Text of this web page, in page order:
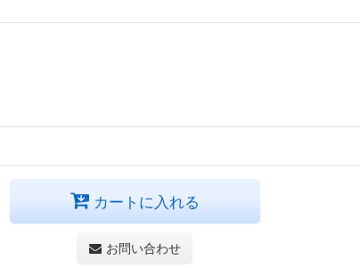
カートに入れる
お問い合わせ